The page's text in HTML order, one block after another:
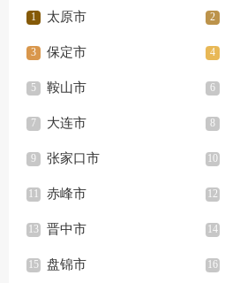
太原市
保定市
鞍山市
大连市
张家口市
赤峰市
晋中市
盘锦市